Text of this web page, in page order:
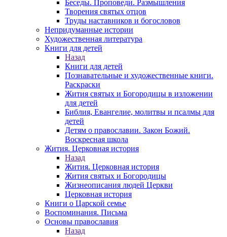
Беседы. Проповеди. Размышления
Творения святых отцов
Труды наставников и богословов
Непридуманные истории
Художественная литература
Книги для детей
Назад
Книги для детей
Познавательные и художественные книги.
Раскраски
Жития святых и Богородицы в изложении
для детей
Библия, Евангелие, молитвы и псалмы для
детей
Детям о православии. Закон Божий.
Воскресная школа
Жития. Церковная история
Назад
Жития. Церковная история
Жития святых и Богородицы
Жизнеописания людей Церкви
Церковная история
Книги о Царской семье
Воспоминания. Письма
Основы православия
Назад